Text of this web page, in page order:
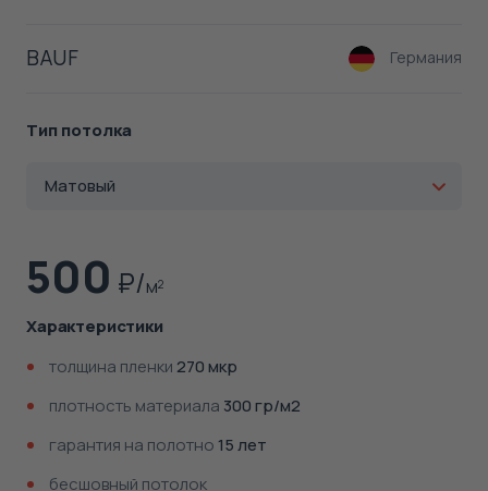
BAUF Германия
Тип потолка
Матовый
500 м2
Характеристики
толщина пленки270 мкр
плотность материала 300 гр/м2
гарантия на полотно15 лет
бесшовный потолок